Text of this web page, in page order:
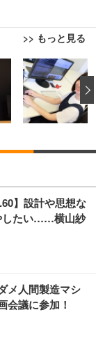
>> もっと見る
レワーク 疲れな
クト 約105度ロッ
昇降 強化ナイロ
ワーク H-WY01
クチェア メッシ
ク
ア 疲れない テレ
度ロッキング機
ね上げ式アーム
き 高反発クッシ
ラック)
ア 疲れない テレ
度ロッキング機
ね上げ式アーム
ター | FlexScan
Type-C・ホワ
ター | FlexScan
DualSense 充電
チ 液晶モニタ
HDMI/DisplayP
イベル VESA対
薄型 レギュラー 1
厚型 ワイド 42枚
ルー)
型犬用 26枚入
【Amazon.co.jp
マ ペットシーツ
(ケース販売)
】設計や思想な
したい……横山紗
メ人間製造マシ
会議に参加！